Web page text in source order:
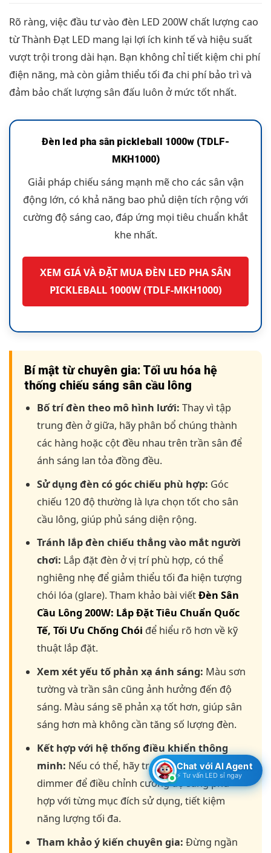
Rõ ràng, việc đầu tư vào đèn LED 200W chất lượng cao
từ Thành Đạt LED mang lại lợi ích kinh tế và hiệu suất
vượt trội trong dài hạn. Bạn không chỉ tiết kiệm chi phí
điện năng, mà còn giảm thiểu tối đa chi phí bảo trì và
đảm bảo chất lượng sân đấu luôn ở mức tốt nhất.
Đèn led pha sân pickleball 1000w (TDLF-
MKH1000)
Giải pháp chiếu sáng mạnh mẽ cho các sân vận
động lớn, có khả năng bao phủ diện tích rộng với
cường độ sáng cao, đáp ứng mọi tiêu chuẩn khắt
khe nhất.
XEM GIÁ VÀ ĐẶT MUA ĐÈN LED PHA SÂN
PICKLEBALL 1000W (TDLF-MKH1000)
Bí mật từ chuyên gia: Tối ưu hóa hệ
thống chiếu sáng sân cầu lông
Bố trí đèn theo mô hình lưới: Thay vì tập
trung đèn ở giữa, hãy phân bổ chúng thành
các hàng hoặc cột đều nhau trên trần sân để
ánh sáng lan tỏa đồng đều.
Sử dụng đèn có góc chiếu phù hợp: Góc
chiếu 120 độ thường là lựa chọn tốt cho sân
cầu lông, giúp phủ sáng diện rộng.
Tránh lắp đèn chiếu thẳng vào mắt người
chơi: Lắp đặt đèn ở vị trí phù hợp, có thể
nghiêng nhẹ để giảm thiểu tối đa hiện tượng
chói lóa (glare). Tham khảo bài viếtĐèn Sân
Cầu Lông 200W: Lắp Đặt Tiêu Chuẩn Quốc
Tế, Tối Ưu Chống Chói để hiểu rõ hơn về kỹ
thuật lắp đặt.
Xem xét yếu tố phản xạ ánh sáng: Màu sơn
tường và trần sân cũng ảnh hưởng đến độ
sáng. Màu sáng sẽ phản xạ tốt hơn, giúp sân
sáng hơn mà không cần tăng số lượng đèn.
Kết hợp với hệ thống điều khiển thông
minh: Nếu có thể, hãy trang bị hệ thống
dimmer để điều chỉnh cường độ sáng phù
hợp với từng mục đích sử dụng, tiết kiệm
năng lượng tối đa.
Tham khảo ý kiến chuyên gia: Đừng ngần
Chat với AI Agent
⚡ Tư vấn LED sỉ ngay